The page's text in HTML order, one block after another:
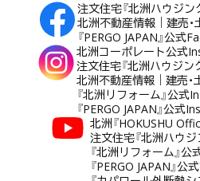
注文住宅『北洲ハウジ
北洲不動産情報｜建売
『PERGO JAPAN』公式
北洲コーポレート公式
注文住宅『北洲ハウジン
北洲不動産情報｜建売
『北洲リフォーム』公式
『PERGO JAPAN』公式
北洲『HOKUSHU
注文住宅『北洲ハウ
『北洲リフォーム』公
『PERGO JAPAN』公